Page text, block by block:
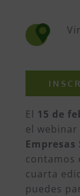
El 15 de
el
contamos
cuarta
puedes